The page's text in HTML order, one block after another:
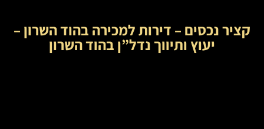
קציר נכסים – דירות למכירה בהוד השרון –
יעוץ ותיווך נדל”ן בהוד השרון